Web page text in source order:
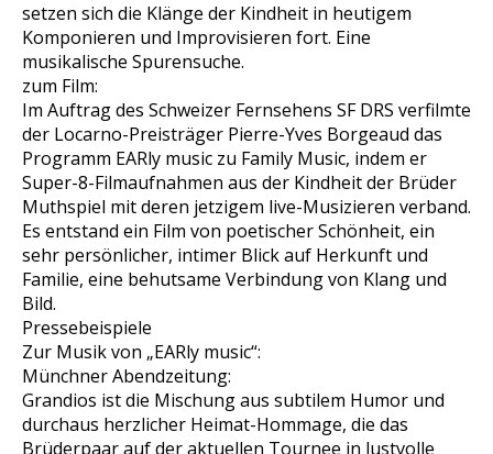
setzen sich die Klänge der Kindheit in heutigem
Komponieren und Improvisieren fort. Eine
musikalische Spurensuche.
zum Film:
Im Auftrag des Schweizer Fernsehens SF DRS verfilmte
der Locarno-Preisträger Pierre-Yves Borgeaud das
Programm EARly music zu Family Music, indem er
Super-8-Filmaufnahmen aus der Kindheit der Brüder
Muthspiel mit deren jetzigem live-Musizieren verband.
Es entstand ein Film von poetischer Schönheit, ein
sehr persönlicher, intimer Blick auf Herkunft und
Familie, eine behutsame Verbindung von Klang und
Bild.
Pressebeispiele
Zur Musik von „EARly music“:
Münchner Abendzeitung:
Grandios ist die Mischung aus subtilem Humor und
durchaus herzlicher Heimat-Hommage, die das
Brüderpaar auf der aktuellen Tournee in lustvolle